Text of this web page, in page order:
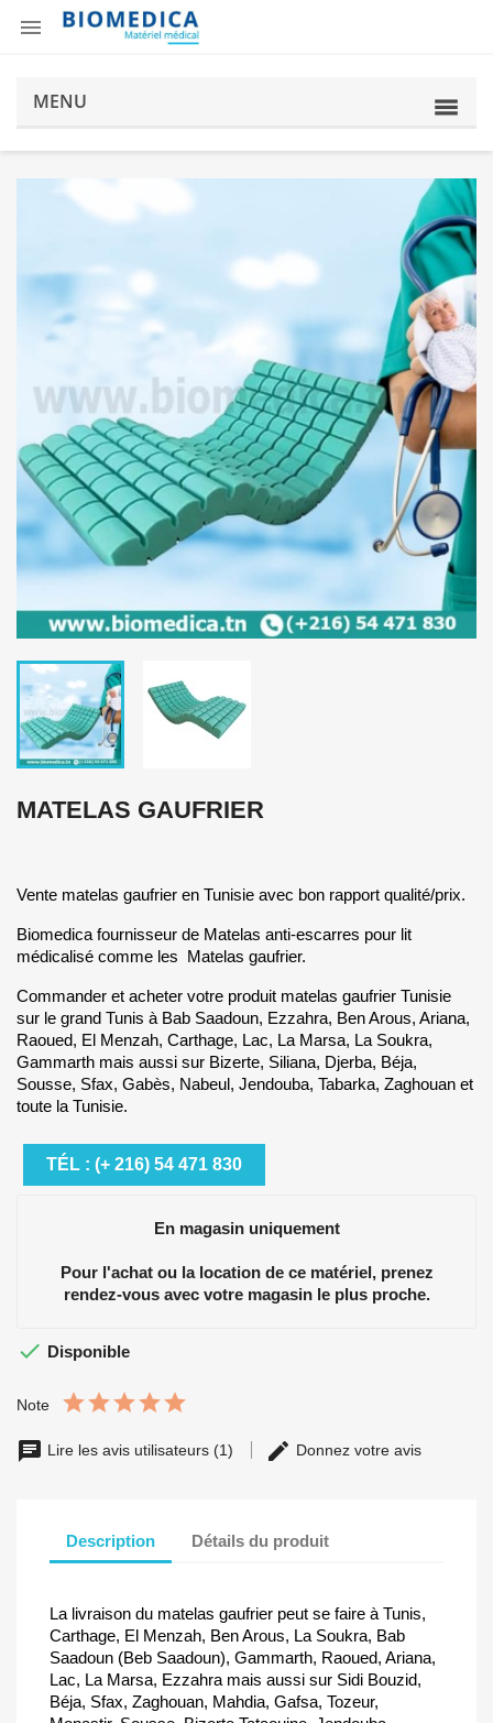

MENU
MATELAS GAUFRIER
Vente matelas gaufrier en Tunisie avec bon rapport qualité/prix.
Biomedica fournisseur de Matelas anti-escarres pour lit
médicalisé comme les Matelas gaufrier.
Commander et acheter votre produit matelas gaufrier Tunisie
sur le grand Tunis à Bab Saadoun, Ezzahra, Ben Arous, Ariana,
Raoued, El Menzah, Carthage, Lac, La Marsa, La Soukra,
Gammarth mais aussi sur Bizerte, Siliana, Djerba, Béja,
Sousse, Sfax, Gabès, Nabeul, Jendouba, Tabarka, Zaghouan et
toute la Tunisie.
TÉL : (+ 216) 54 471 830
En magasin uniquement
Pour l'achat ou la location de ce matériel, prenez
rendez-vous avec votre magasin le plus proche.
 Disponible
Note
Lire les avis utilisateurs (1) Donnez votre avis
Description Détails du produit
La livraison du matelas gaufrier peut se faire à Tunis,
Carthage, El Menzah, Ben Arous, La Soukra, Bab
Saadoun (Beb Saadoun), Gammarth, Raoued, Ariana,
Lac, La Marsa, Ezzahra mais aussi sur Sidi Bouzid,
Béja, Sfax, Zaghouan, Mahdia, Gafsa, Tozeur,